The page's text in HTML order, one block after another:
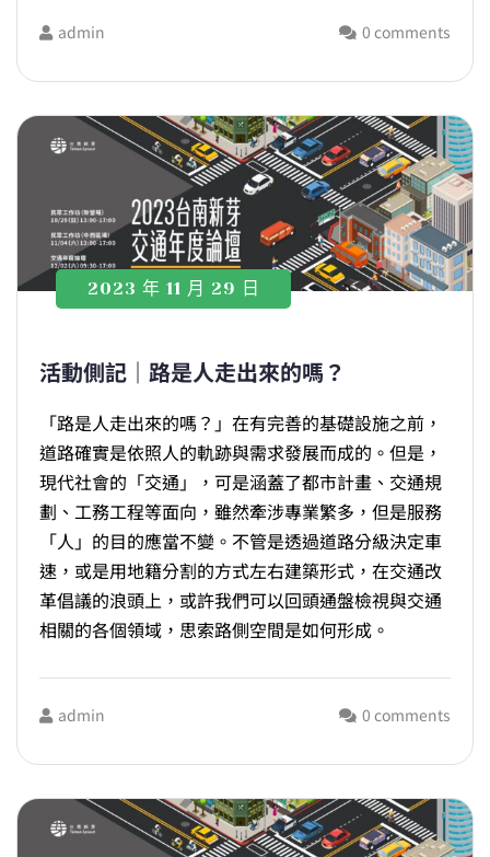
admin 0 comments
2023 年 11 月 29 日
活動側記｜路是人走出來的嗎？
「路是人走出來的嗎？」在有完善的基礎設施之前，
道路確實是依照人的軌跡與需求發展而成的。但是，
現代社會的「交通」，可是涵蓋了都市計畫、交通規
劃、工務工程等面向，雖然牽涉專業繁多，但是服務
「人」的目的應當不變。不管是透過道路分級決定車
速，或是用地籍分割的方式左右建築形式，在交通改
革倡議的浪頭上，或許我們可以回頭通盤檢視與交通
相關的各個領域，思索路側空間是如何形成。
admin 0 comments